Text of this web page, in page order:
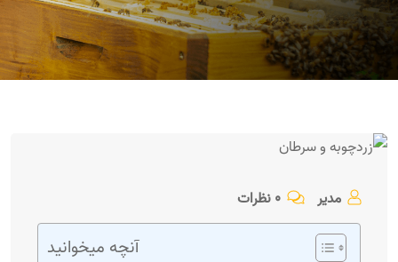
مدیر ۰ نظرات
آنچه میخوانید